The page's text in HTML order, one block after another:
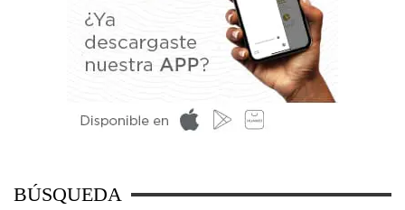
BÚSQUEDA